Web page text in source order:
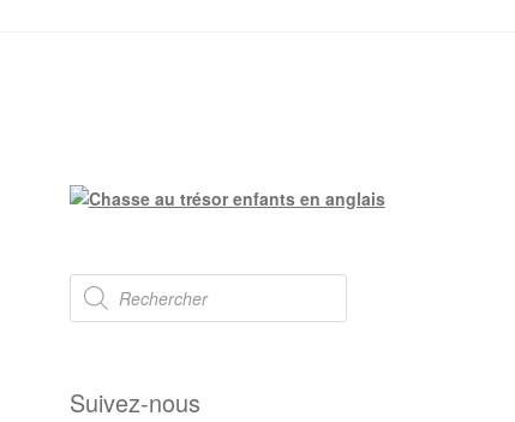
Recherche
de
produits
Suivez-nous